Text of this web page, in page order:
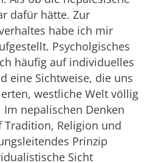
dafür hätte. Zur
habe ich mir
Psycholgisches
häufig auf individuelles
eine Sichtweise, die uns
westliche Welt völlig
nepalischen Denken
Tradition, Religion und
Prinzip
Sicht